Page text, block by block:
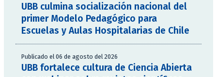
UBB culmina socialización nacional del
primer Modelo Pedagógico para
Escuelas y Aulas Hospitalarias de Chile
Publicado el 06 de agosto del 2026
UBB fortalece cultura de Ciencia Abierta